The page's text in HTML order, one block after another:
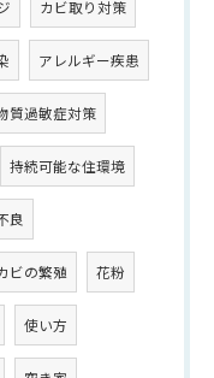
カビ取り対策
アレルギー疾患
質過敏症対策
持続可能な住環境
良
ビの繁殖 花粉
使い方